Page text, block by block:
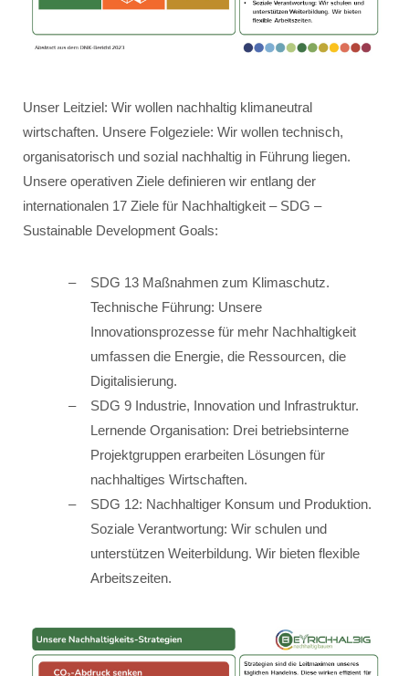
Unser Leitziel: Wir wollen nachhaltig klimaneutral
wirtschaften. Unsere Folgeziele: Wir wollen technisch,
organisatorisch und sozial nachhaltig in Führung liegen.
Unsere operativen Ziele definieren wir entlang der
internationalen 17 Ziele für Nachhaltigkeit – SDG –
Sustainable Development Goals:
SDG 13 Maßnahmen zum Klimaschutz.
Technische Führung: Unsere
Innovationsprozesse für mehr Nachhaltigkeit
umfassen die Energie, die Ressourcen, die
Digitalisierung.
SDG 9 Industrie, Innovation und Infrastruktur.
Lernende Organisation: Drei betriebsinterne
Projektgruppen erarbeiten Lösungen für
nachhaltiges Wirtschaften.
SDG 12: Nachhaltiger Konsum und Produktion.
Soziale Verantwortung: Wir schulen und
unterstützen Weiterbildung. Wir bieten flexible
Arbeitszeiten.